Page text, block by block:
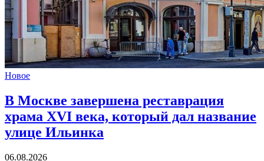
Новое
В Москве завершена реставрация
храма XVI века, который дал название
улице Ильинка
06.08.2026